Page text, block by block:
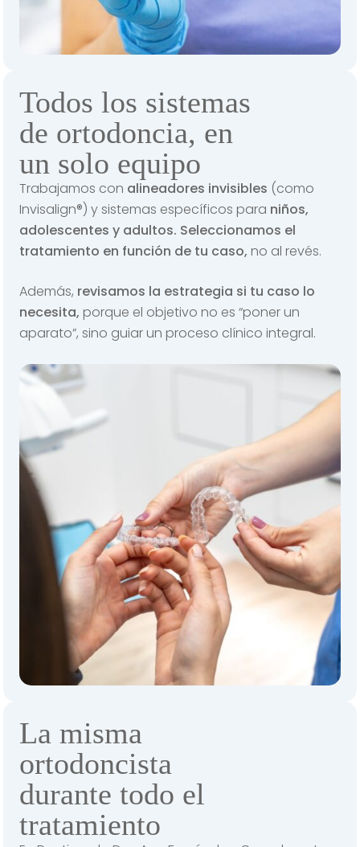
Todos los sistemas
de ortodoncia, en
un solo equipo
Trabajamos con alineadores invisibles (como
Invisalign®) y sistemas específicos para niños,
adolescentes y adultos. Seleccionamos el
tratamiento en función de tu caso, no al revés.
Además, revisamos la estrategia si tu caso lo
necesita, porque el objetivo no es “poner un
aparato”, sino guiar un proceso clínico integral.
La misma
ortodoncista
durante todo el
tratamiento